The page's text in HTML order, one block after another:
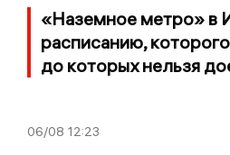
«Наземное метро» в
расписанию,
до которых нельзя
06/08 12:23